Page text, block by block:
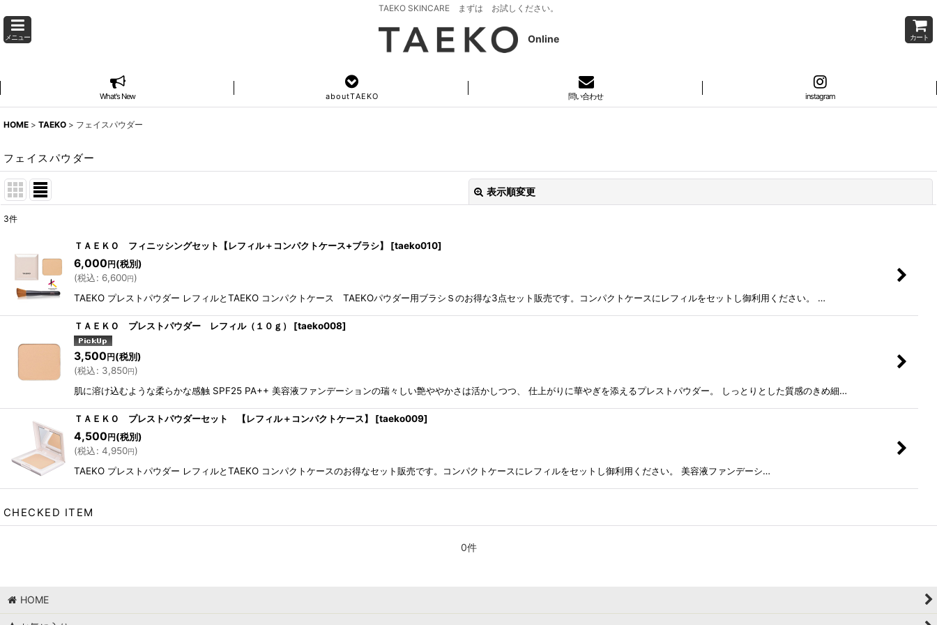
TAEKO SKINCARE まずは お試しください。
メニュー Online カート
What's New a b o u t T A E K O 問い合わせ instagram
HOME > TAEKO > フェイスパウダー
フェイスパウダー
表示順変更
並び順
3件
ＴＡＥＫＯ フィニッシングセット【レフィル＋コンパクトケース+ブラシ】 [taeko010]
6,000円(税別)
(税込: 6,600円)
TAEKO プレストパウダー レフィルとTAEKO コンパクトケース TAEKOパウダー用ブラシＳのお得な3点セット販売です。コンパクトケースにレフィルをセットし御利用ください。 …
ＴＡＥＫＯ プレストパウダー レフィル（１０ｇ） [taeko008]
3,500円(税別)
(税込: 3,850円)
肌に溶け込むような柔らかな感触 SPF25 PA++ 美容液ファンデーションの瑞々しい艶ややかさは活かしつつ、 仕上がりに華やぎを添えるプレストパウダー。 しっとりとした質感のきめ細…
ＴＡＥＫＯ プレストパウダーセット 【レフィル＋コンパクトケース】 [taeko009]
4,500円(税別)
(税込: 4,950円)
TAEKO プレストパウダー レフィルとTAEKO コンパクトケースのお得なセット販売です。コンパクトケースにレフィルをセットし御利用ください。 美容液ファンデーシ…
CHECKED ITEM
0件
HOME